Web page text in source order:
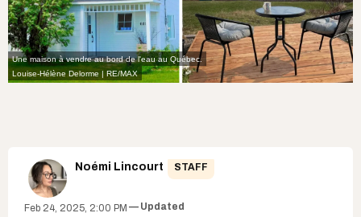
Une maison à vendre au bord de l'eau au Québec.
Louise-Hélène Delorme | RE/MAX
Noémi Lincourt STAFF
Feb 24, 2025, 2:00 PM Updated